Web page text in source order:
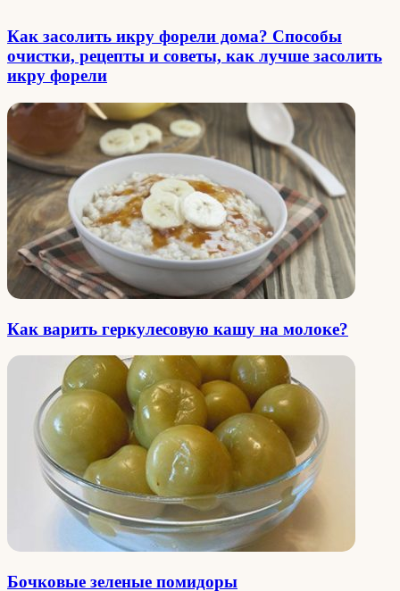
Как засолить икру форели дома? Способы
очистки, рецепты и советы, как лучше засолить
икру форели
Как варить геркулесовую кашу на молоке?
Бочковые зеленые помидоры